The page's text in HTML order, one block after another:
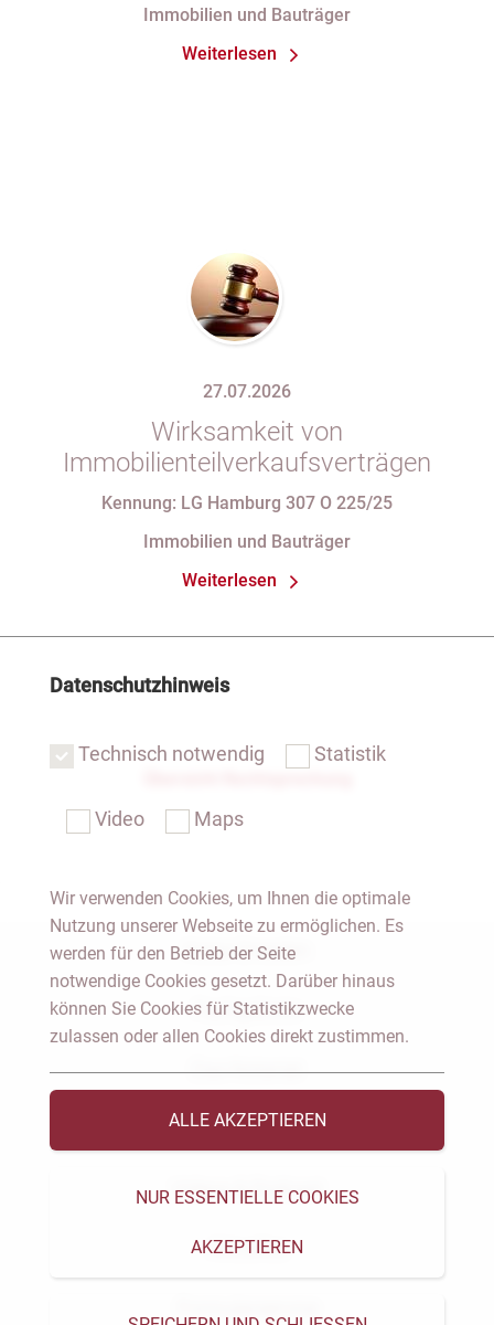
Abnahmeprotokoll festgehaltener
Mängel am Sondereigentum
Immobilien und Bauträger
Weiterlesen
27.07.2026
Wirksamkeit von
Immobilienteilverkaufsverträgen
Kennung: LG Hamburg 307 O 225/25
Immobilien und Bauträger
Weiterlesen
Notar Dresden
Fachgebiete
Das Notariat
Vorträge & Veröffentlichungen
Videos & Podcast
Aktuelles
Datenschutzhinweis
Technisch notwendig Statistik
Video Maps
Wir verwenden Cookies, um Ihnen die optimale
Nutzung unserer Webseite zu ermöglichen. Es
werden für den Betrieb der Seite
notwendige Cookies gesetzt. Darüber hinaus
können Sie Cookies für Statistikzwecke
zulassen oder allen Cookies direkt zustimmen.
ALLE AKZEPTIEREN
NUR ESSENTIELLE COOKIES
AKZEPTIEREN